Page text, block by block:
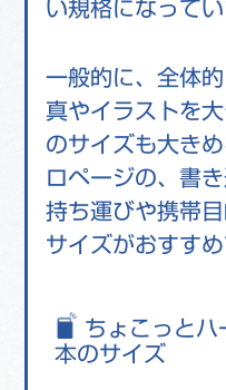
い規格になってい
一般的に、全体
真やイラストを
のサイズも大き
ロページの、書
持ち運びや携帯
サイズがおすすめ
ちょこっとハ
本のサイズ